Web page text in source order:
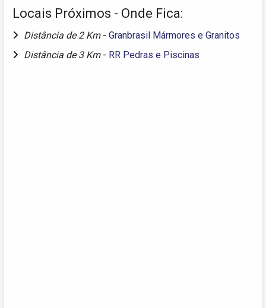
Locais Próximos - Onde Fica:
Distância de 2 Km - Granbrasil Mármores e Granitos
Distância de 3 Km - RR Pedras e Piscinas